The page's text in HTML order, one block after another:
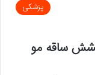
پزشکی
ساقه مو